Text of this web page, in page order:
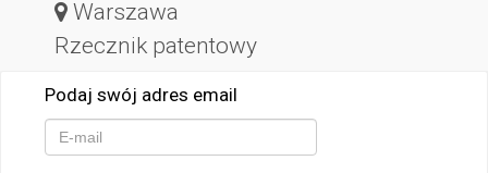
Warszawa
Rzecznik patentowy
Podaj swój adres email